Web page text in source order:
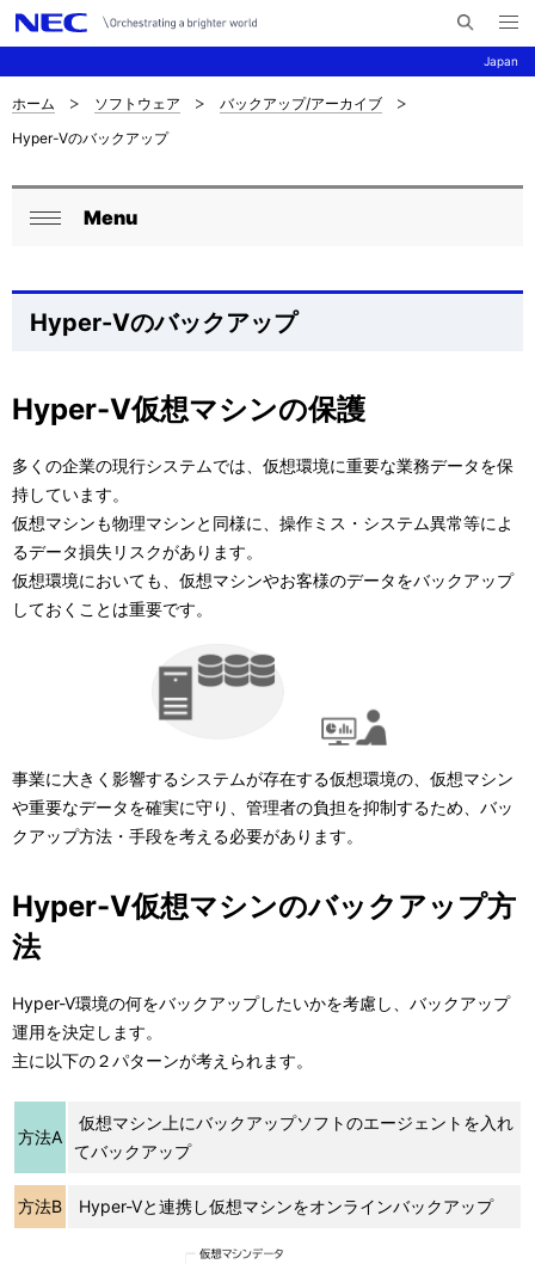
Japan
イ
メ
ニ
ュ
ナ
ビ
ゲ
ョ
サ
イ
ト
の
現
位
置
を
表
示
ま
す
ホーム ソフトウェア
バックアップ/アーカイブ
Hyper-Vのバックアップ
ロ
カ
ナ
ゲ
ー
シ
ョ
Menu
Hyper-Vのバックアップ
Hyper-V仮想マシンの保護
多くの企業の現行システムでは、仮想環境に重要な業務データを保
持しています。
仮想マシンも物理マシンと同様に、操作ミス・システム異常等によ
るデータ損失リスクがあります。
仮想環境においても、仮想マシンやお客様のデータをバックアップ
しておくことは重要です。
事業に大きく影響するシステムが存在する仮想環境の、仮想マシン
や重要なデータを確実に守り、管理者の負担を抑制するため、バッ
クアップ方法・手段を考える必要があります。
Hyper-V仮想マシンのバックアップ方
法
Hyper-V環境の何をバックアップしたいかを考慮し、バックアップ
運用を決定します。
主に以下の２パターンが考えられます。
方法A
仮想マシン上にバックアップソフトのエージェントを入れ
てバックアップ
方法B Hyper-Vと連携し仮想マシンをオンラインバックアップ